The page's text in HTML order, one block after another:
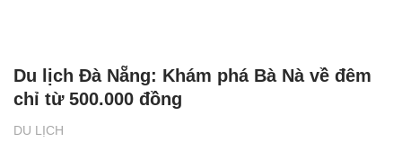
DU LỊCH
Du lịch Đà Nẵng: Khám phá Bà Nà về đêm
chỉ từ 500.000 đồng